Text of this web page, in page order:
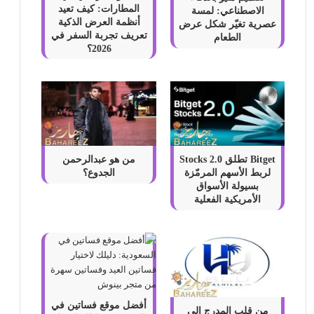
الاصطناعي: لمسة
عصرية تغيّر شكل عرض
الطعام
المطارات: كيف تعيد
أنظمة العرض الذكية
تعريف تجربة السفر في
2026؟
Bitget تطلق Stocks 2.0
لربط الأسهم المرمّزة
بسيولة الأسواق
الأمريكية الفعلية
من هو عبدالرحمن
الجدوع؟
من قلب المدرج إلى
أفضل موقع فساتين في